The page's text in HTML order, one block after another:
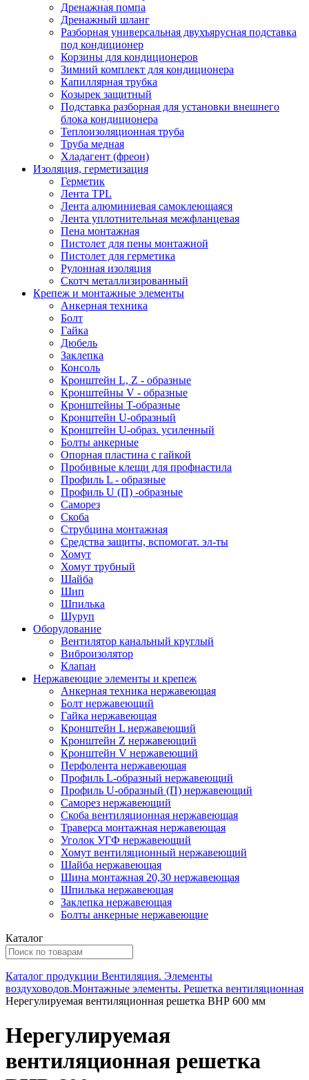
Дренажная помпа
Дренажный шланг
Разборная универсальная двухъярусная подставка
под кондиционер
Корзины для кондиционеров
Зимний комплект для кондиционера
Капиллярная трубка
Козырек защитный
Подставка разборная для установки внешнего
блока кондиционера
Теплоизоляционная труба
Труба медная
Хладагент (фреон)
Изоляция, герметизация
Герметик
Лента TPL
Лента алюминиевая самоклеющаяся
Лента уплотнительная межфланцевая
Пена монтажная
Пистолет для пены монтажной
Пистолет для герметика
Рулонная изоляция
Скотч металлизированный
Крепеж и монтажные элементы
Анкерная техника
Болт
Гайка
Дюбель
Заклепка
Консоль
Кронштейн L, Z - образные
Кронштейны V - образные
Кронштейны T-образные
Кронштейн U-образный
Кронштейн U-образ. усиленный
Болты анкерные
Опорная пластина с гайкой
Пробивные клещи для профнастила
Профиль L - образные
Профиль U (П) -образные
Саморез
Скоба
Струбцина монтажная
Средства защиты, вспомогат. эл-ты
Хомут
Хомут трубный
Шайба
Шип
Шпилька
Шуруп
Оборудование
Вентилятор канальный круглый
Виброизолятор
Клапан
Нержавеющие элементы и крепеж
Анкерная техника нержавеющая
Болт нержавеющий
Гайка нержавеющая
Кронштейн L нержавеющий
Кронштейн Z нержавеющий
Кронштейн V нержавеющий
Перфолента нержавеющая
Профиль L-образный нержавеющий
Профиль U-образный (П) нержавеющий
Саморез нержавеющий
Скоба вентиляционная нержавеющая
Траверса монтажная нержавеющая
Уголок УГФ нержавеющий
Хомут вентиляционный нержавеющий
Шайба нержавеющая
Шина монтажная 20,30 нержавеющая
Шпилька нержавеющая
Заклепка нержавеющая
Болты анкерные нержавеющие
Каталог
Каталог продукции Вентиляция. Элементы
воздуховодов.Монтажные элементы. Решетка вентиляционная
Нерегулируемая вентиляционная решетка ВНР 600 мм
Нерегулируемая
вентиляционная решетка